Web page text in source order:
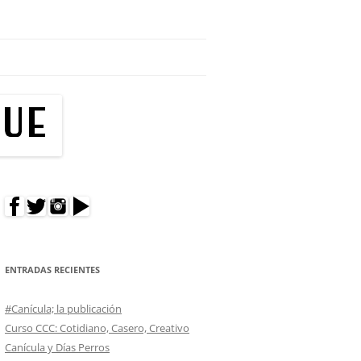
ENTRADAS RECIENTES
#Canícula; la publicación
Curso CCC: Cotidiano, Casero, Creativo
Canícula y Días Perros